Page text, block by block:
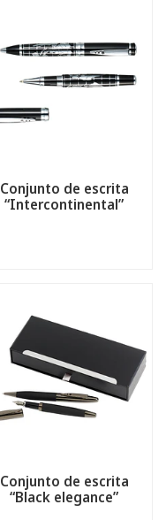
Conjunto de escrita
“Intercontinental”
Conjunto de escrita
“Black elegance”